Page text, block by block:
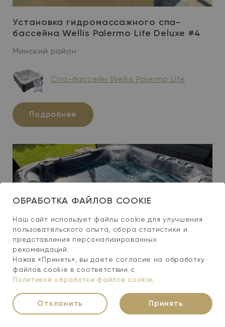
Установка гидромассажного спа-
бассейна Wellis Palermo Life Deluxe #4
Минский район
Спа-бассейн Wellis Palermo Life
Подробнее
#Портфолио спа-бассейнов
Установка гидромассажного спа-
Дзержинский районТест-драйв спа-бассейнов
ОБРАБОТКА ФАЙЛОВ COOKIE
Наш сайт использует файлы cookie для улучшения
пользовательского опыта, сбора статистики и
представления персонализированных
рекомендаций.
Нажав «Принять», вы даете согласие на обработку
файлов cookie в соответствии с
Политикой обработки файлов cookie.
Отклонить Принять